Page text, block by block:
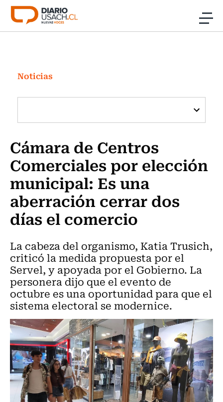
Click acá para ir directamente al contenido
Investigación
Cultura
Programas Radio y TV Usach
Noticias
Cámara de Centros
Comerciales por elección
municipal: Es una
aberración cerrar dos
días el comercio
La cabeza del organismo, Katia Trusich,
criticó la medida propuesta por el
Servel, y apoyada por el Gobierno. La
personera dijo que el evento de
octubre es una oportunidad para que el
sistema electoral se modernice.